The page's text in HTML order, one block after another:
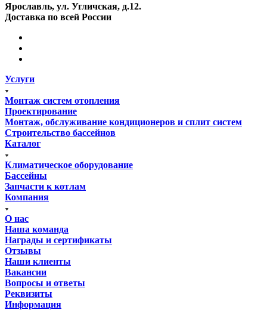
Ярославль, ул. Угличская, д.12.
Доставка по всей России
Услуги
Монтаж систем отопления
Проектирование
Монтаж, обслуживание кондиционеров и сплит систем
Строительство бассейнов
Каталог
Климатическое оборудование
Бассейны
Запчасти к котлам
Компания
О нас
Наша команда
Награды и сертификаты
Отзывы
Наши клиенты
Вакансии
Вопросы и ответы
Реквизиты
Информация